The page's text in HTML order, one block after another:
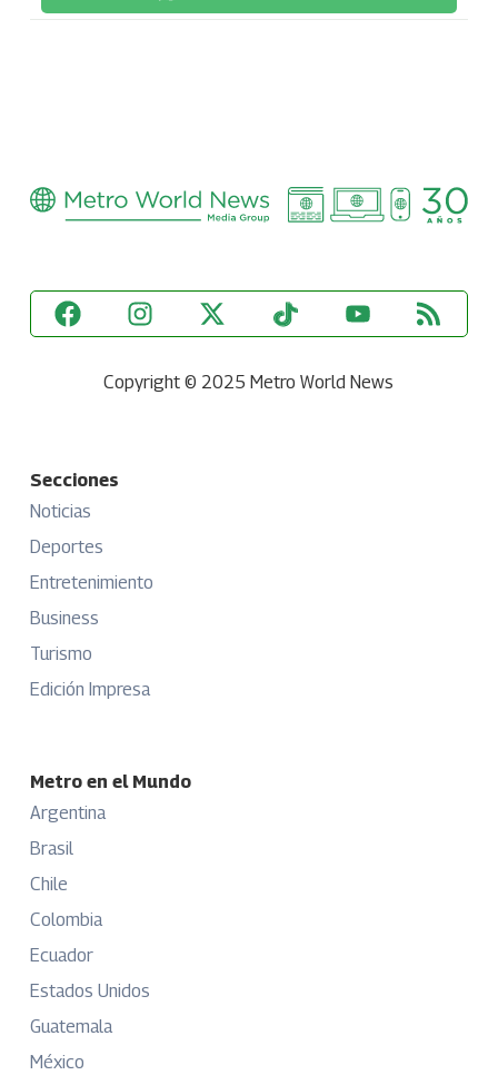
Copyright © 2025 Metro World News
Secciones
Noticias
Deportes
Entretenimiento
Business
Turismo
Edición Impresa
Metro en el Mundo
Argentina
Brasil
Chile
Colombia
Ecuador
Estados Unidos
Guatemala
México